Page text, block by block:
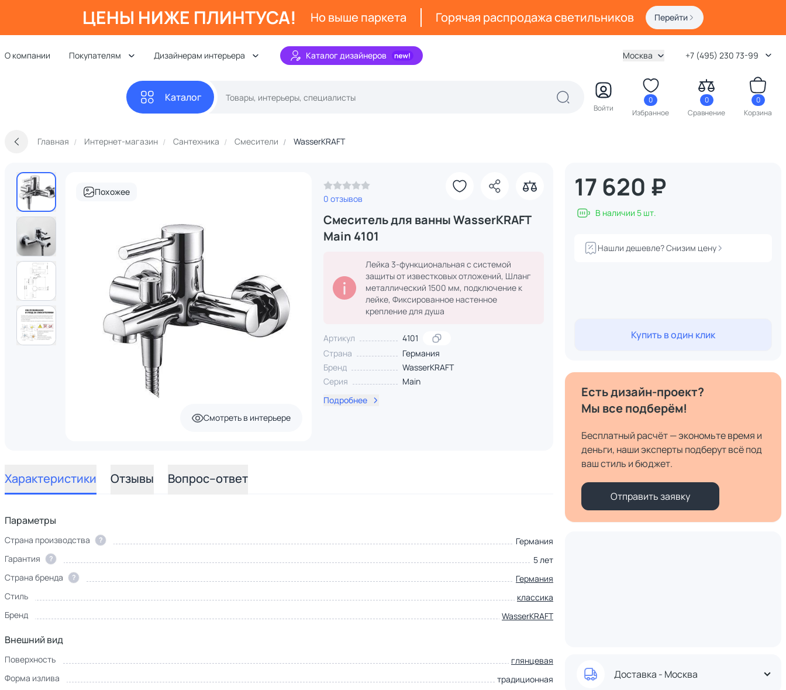
ЦЕНЫ НИЖЕ ПЛИНТУСА! Но выше паркета Горячая распродажа светильников Перейти
О компании Покупателям Дизайнерам интерьера Каталог дизайнеров Москва +7 (495) 230 73-99
Каталог
Войти
0
Избранное
0
Сравнение
0
Корзина
Главная Интернет-магазин Сантехника Смесители WasserKRAFT
Похожее
Смотреть в интерьере
0 отзывов
Смеситель для ванны WasserKRAFT
Main 4101
Лейка 3-функциональная с системой
защиты от известковых отложений, Шланг
металлический 1500 мм, подключение к
лейке, Фиксированное настенное
крепление для душа
Артикул
4101
Страна
Германия
Бренд
WasserKRAFT
Серия
Main
Подробнее
Характеристики Отзывы Вопрос–ответ
Параметры
Страна производства ?
Германия
Гарантия
?
5 лет
Страна бренда
?
Германия
Стиль
классика
Бренд
WasserKRAFT
Внешний вид
Поверхность
глянцевая
Форма излива
традиционная
17 620 ₽
В наличии 5 шт.
Нашли дешевле? Снизим цену
Купить в один клик
Есть дизайн-проект?
Мы все подберём!
Бесплатный расчёт — экономьте время и
деньги, наши эксперты подберут всё под
ваш стиль и бюджет.
Отправить заявку
Доставка - Москва